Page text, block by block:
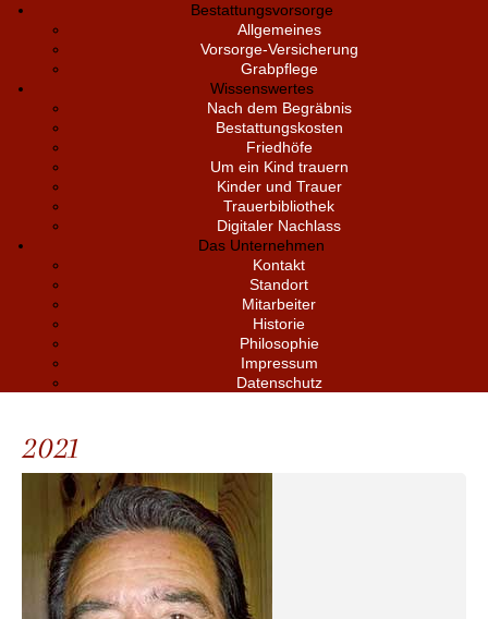
Bestattungsvorsorge
Allgemeines
Vorsorge-Versicherung
Grabpflege
Wissenswertes
Nach dem Begräbnis
Bestattungskosten
Friedhöfe
Um ein Kind trauern
Kinder und Trauer
Trauerbibliothek
Digitaler Nachlass
Das Unternehmen
Kontakt
Standort
Mitarbeiter
Historie
Philosophie
Impressum
Datenschutz
2021